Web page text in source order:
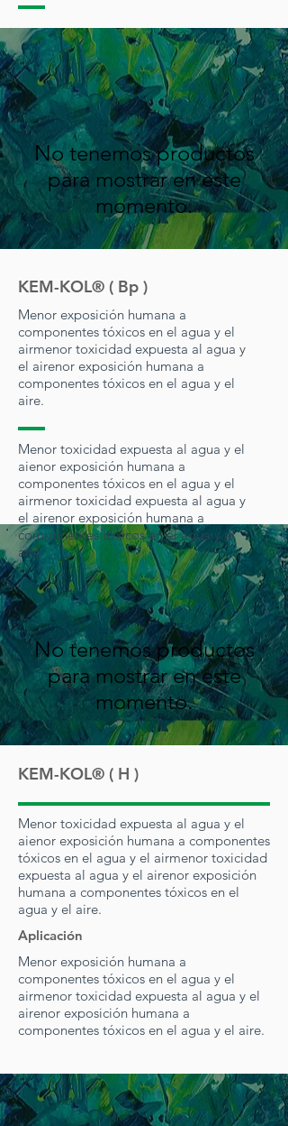
No tenemos productos
para mostrar en este
momento.
KEM-KOL® ( Bp )
Menor exposición humana a
componentes tóxicos en el agua y el
airmenor toxicidad expuesta al agua y
el airenor exposición humana a
componentes tóxicos en el agua y el
aire.
Menor toxicidad expuesta al agua y el
aienor exposición humana a
componentes tóxicos en el agua y el
airmenor toxicidad expuesta al agua y
el airenor exposición humana a
componentes tóxicos en el agua y el
aire.
No tenemos productos
para mostrar en este
momento.
KEM-KOL® ( H )
Menor toxicidad expuesta al agua y el
aienor exposición humana a componentes
tóxicos en el agua y el airmenor toxicidad
expuesta al agua y el airenor exposición
humana a componentes tóxicos en el
agua y el aire.
Aplicación
Menor exposición humana a
componentes tóxicos en el agua y el
airmenor toxicidad expuesta al agua y el
airenor exposición humana a
componentes tóxicos en el agua y el aire.